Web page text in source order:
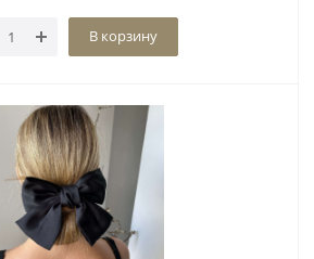
В корзину